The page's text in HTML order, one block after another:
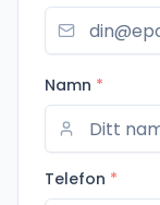
Namn *
Telefon *